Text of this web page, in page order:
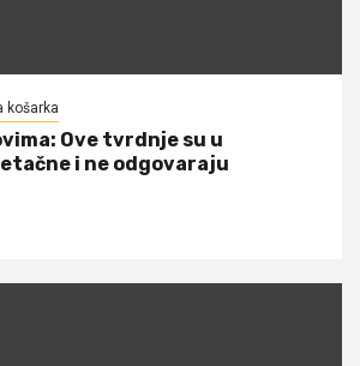
košarka
​Ove tvrdnje su u
i ne odgovaraju